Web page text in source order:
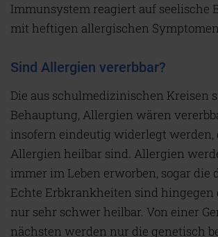
Immunsystem reagiert auf seelische
mit heftigen allergischen
Sind Allergien vererbbar?
Die aus schulmedizinischen Kreisen
Behauptung, Allergien wären
insofern eindeutig widerlegt werden,
Allergien heilbar sind. Allergien
immer im Leben erworben, sogar die
Echte Erbkrankheiten sind hingegen
nur sehr schwer heilbar. Von einer
nächsten werden nur die genetisch